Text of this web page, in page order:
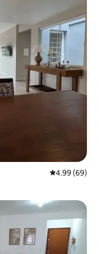
평점 4.99점(5
4.99 (69)